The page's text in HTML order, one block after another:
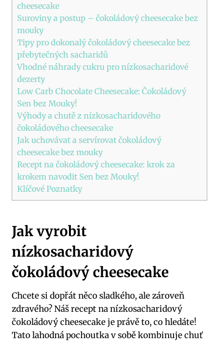
cheesecake
Suroviny ​a⁢ postup – čokoládový‌ cheesecake ​bez
mouky
Tipy pro dokonalý čokoládový ‍cheesecake⁤ bez‍
přebytečných​ sacharidů
Vhodné náhrady cukru pro nízkosacharidové
dezerty
Low Carb​ Chocolate​ Cheesecake: ‍Čokoládový
Sen‌ bez ⁢Mouky!
Výhody a chutě z nízkosacharidového
čokoládového⁢ cheesecake
Jak uchovávat a servírovat čokoládový⁣
cheesecake bez⁢ mouky
Recept ‍na čokoládový ⁣cheesecake: krok za
krokem navodit Sen bez Mouky!
Klíčové Poznatky
Jak​ vyrobit
⁣nízkosacharidový
čokoládový cheesecake
Chcete si dopřát něco sladkého, ale zároveň
zdravého? Náš recept na nízkosacharidový
čokoládový cheesecake je právě to, co hledáte!⁢
Tato‌ lahodná pochoutka⁣ v sobě kombinuje chuť‌